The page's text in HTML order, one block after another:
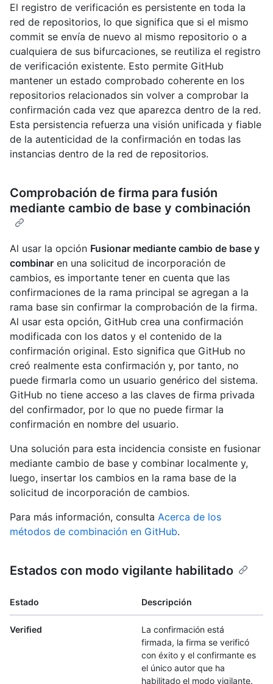
El registro de verificación es persistente en toda la
red de repositorios, lo que significa que si el mismo
commit se envía de nuevo al mismo repositorio o a
cualquiera de sus bifurcaciones, se reutiliza el registro
de verificación existente. Esto permite GitHub
mantener un estado comprobado coherente en los
repositorios relacionados sin volver a comprobar la
confirmación cada vez que aparezca dentro de la red.
Esta persistencia refuerza una visión unificada y fiable
de la autenticidad de la confirmación en todas las
instancias dentro de la red de repositorios.
Comprobación de firma para fusión
mediante cambio de base y combinación
Al usar la opción Fusionar mediante cambio de base y
combinar en una solicitud de incorporación de
cambios, es importante tener en cuenta que las
confirmaciones de la rama principal se agregan a la
rama base sin confirmar la comprobación de la firma.
Al usar esta opción, GitHub crea una confirmación
modificada con los datos y el contenido de la
confirmación original. Esto significa que GitHub no
creó realmente esta confirmación y, por tanto, no
puede firmarla como un usuario genérico del sistema.
GitHub no tiene acceso a las claves de firma privada
del confirmador, por lo que no puede firmar la
confirmación en nombre del usuario.
Una solución para esta incidencia consiste en fusionar
mediante cambio de base y combinar localmente y,
luego, insertar los cambios en la rama base de la
solicitud de incorporación de cambios.
Para más información, consulta Acerca de los
métodos de combinación en GitHub.
Estados con modo vigilante habilitado
Estado Descripción
Verified
La confirmación está
firmada, la firma se verificó
con éxito y el confirmante es
el único autor que ha
habilitado el modo vigilante.